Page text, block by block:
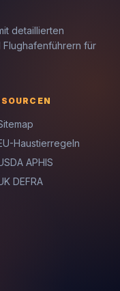
detaillierten
Flughafenführern für
Haustierregeln
APHIS
DEFRA